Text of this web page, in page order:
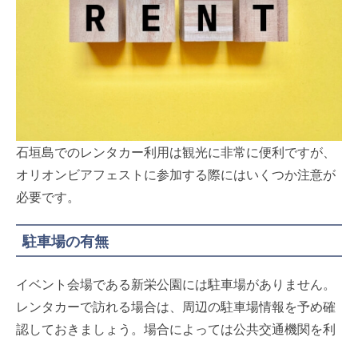
石垣島でのレンタカー利用は観光に非常に便利ですが、
オリオンビアフェストに参加する際にはいくつか注意が
必要です。
駐車場の有無
イベント会場である新栄公園には駐車場がありません。
レンタカーで訪れる場合は、周辺の駐車場情報を予め確
認しておきましょう。場合によっては公共交通機関を利